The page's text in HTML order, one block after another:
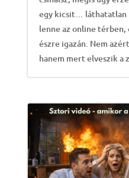
egy kicsit… láthatatlan
lenne az online térben,
észre igazán. Nem
hanem mert elveszik a